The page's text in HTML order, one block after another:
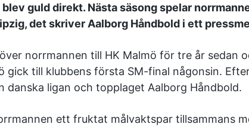
guld direkt. Nästa säsong spelar
det skriver Aalborg Håndbold i ett
norrmannen till HK Malmö för tre år sedan
gick till klubbens första SM-final någonsin.
ligan och topplaget Aalborg Håndbold.
ett fruktat målvaktspar tillsammans